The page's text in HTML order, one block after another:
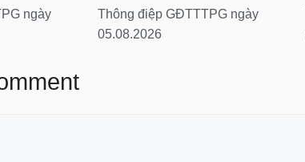
ngày
Thông điệp GĐTTTPG ngày
05.08.2026